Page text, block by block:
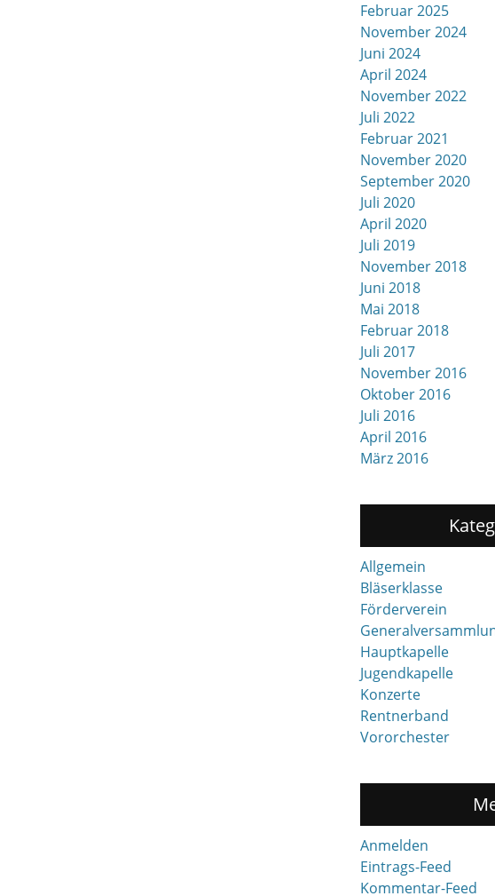
Februar 2025
November 2024
Juni 2024
April 2024
November 2022
Juli 2022
Februar 2021
November 2020
September 2020
Juli 2020
April 2020
Juli 2019
November 2018
Juni 2018
Mai 2018
Februar 2018
Juli 2017
November 2016
Oktober 2016
Juli 2016
April 2016
März 2016
Allgemein
Bläserklasse
Förderverein
Hauptkapelle
Jugendkapelle
Konzerte
Rentnerband
Vororchester
Anmelden
Eintrags-Feed
Kommentar-Feed